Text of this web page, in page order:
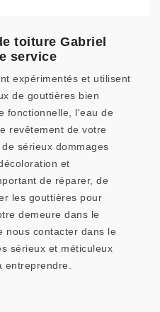
toiture Gabriel
service
expérimentés et utilisent
de gouttières bien
fonctionnelle, l'eau de
revêtement de votre
sérieux dommages
et
de réparer, de
les gouttières pour
demeure dans le
nous contacter dans le
sérieux et méticuleux
entreprendre.